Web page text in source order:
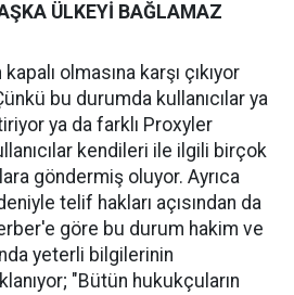
ÜLKEYİ BAĞLAMAZ
olmasına karşı çıkıyor
bu durumda kullanıcılar ya
ya da farklı Proxyler
kendileri ile ilgili birçok
göndermiş oluyor. Ayrıca
telif hakları açısından da
göre bu durum hakim ve
yeterli bilgilerinin
"Bütün hukukçuların